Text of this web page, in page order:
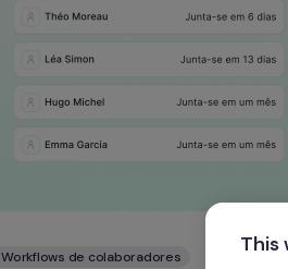
Workflows de colaboradores This